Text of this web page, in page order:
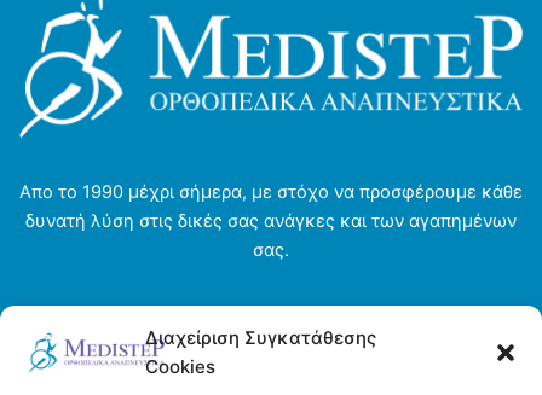
Διαχείριση Συγκατάθεσης
Cookies
Απο το 1990 μέχρι σήμερα, με στόχο να προσφέρουμε κάθε
δυνατή λύση στις δικές σας ανάγκες και των αγαπημένων
σας.
Ενοικιάσεις